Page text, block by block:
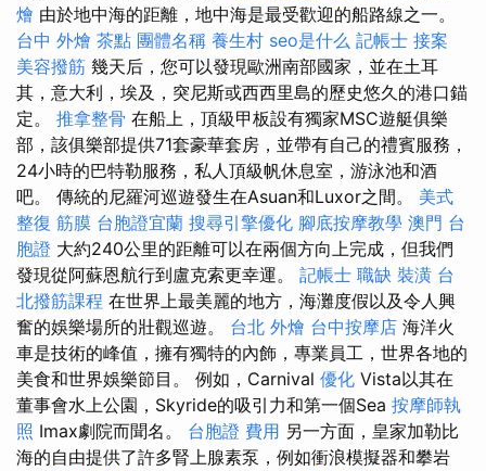
燴 由於地中海的距離，地中海是最受歡迎的船路線之一。
台中 外燴 茶點 團體名稱 養生村 seo是什么 記帳士 接案
美容撥筋 幾天后，您可以發現歐洲南部國家，並在土耳
其，意大利，埃及，突尼斯或西西里島的歷史悠久的港口錨
定。 推拿整骨 在船上，頂級甲板設有獨家MSC遊艇俱樂
部，該俱樂部提供71套豪華套房，並帶有自己的禮賓服務，
24小時的巴特勒服務，私人頂級帆休息室，游泳池和酒
吧。 傳統的尼羅河巡遊發生在Asuan和Luxor之間。 美式
整復 筋膜 台胞證宜蘭 搜尋引擎優化 腳底按摩教學 澳門 台
胞證 大約240公里的距離可以在兩個方向上完成，但我們
發現從阿蘇恩航行到盧克索更幸運。 記帳士 職缺 裝潢 台
北撥筋課程 在世界上最美麗的地方，海灘度假以及令人興
奮的娛樂場所的壯觀巡遊。 台北 外燴 台中按摩店 海洋火
車是技術的峰值，擁有獨特的內飾，專業員工，世界各地的
美食和世界娛樂節目。 例如，Carnival 優化 Vista以其在
董事會水上公園，Skyride的吸引力和第一個Sea 按摩師執
照 Imax劇院而聞名。 台胞證 費用 另一方面，皇家加勒比
海的自由提供了許多腎上腺素泵，例如衝浪模擬器和攀岩